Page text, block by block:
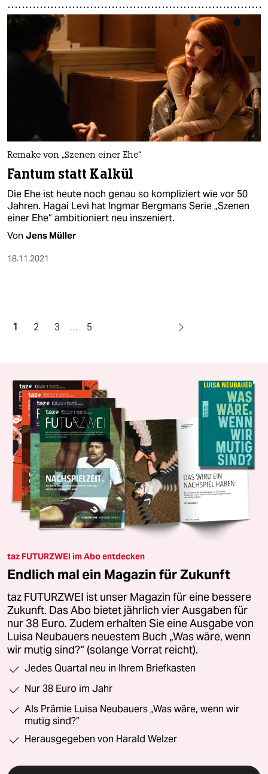
Remake von „Szenen einer Ehe“
Fantum statt Kalkül
Die Ehe ist heute noch genau so kompliziert wie vor 50
Jahren. Hagai Levi hat Ingmar Bergmans Serie „Szenen
einer Ehe“ ambitioniert neu inszeniert.
Von Jens Müller
18.11.2021
1 2 3 … 5
taz FUTURZWEI im Abo entdecken
Endlich mal ein Magazin für Zukunft
taz FUTURZWEI ist unser Magazin für eine bessere
Zukunft. Das Abo bietet jährlich vier Ausgaben für
nur 38 Euro. Zudem erhalten Sie eine Ausgabe von
Luisa Neubauers neuestem Buch „Was wäre, wenn
wir mutig sind?“ (solange Vorrat reicht).
Jedes Quartal neu in Ihrem Briefkasten
Nur 38 Euro im Jahr
Als Prämie Luisa Neubauers „Was wäre, wenn wir
mutig sind?“
Herausgegeben von Harald Welzer